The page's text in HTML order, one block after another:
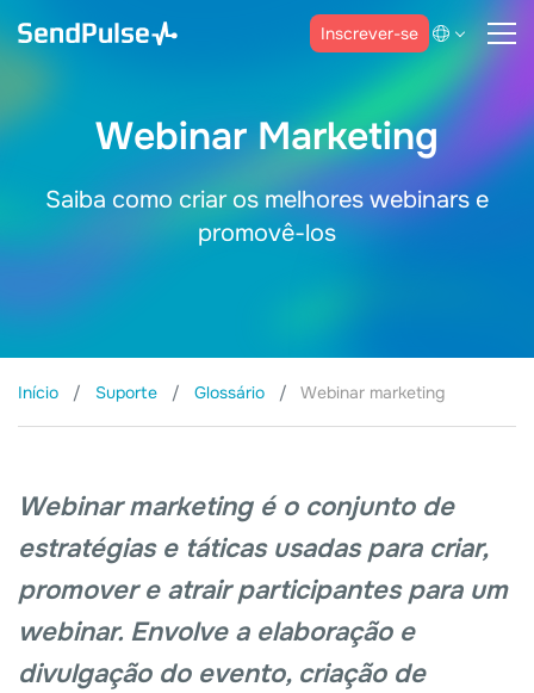
Inscrever-se
Webinar Marketing
Saiba como criar os melhores webinars e
promovê-los
Início Suporte Glossário Webinar marketing
Webinar marketing é o conjunto de
estratégias e táticas usadas para criar,
promover e atrair participantes para um
webinar. Envolve a elaboração e
divulgação do evento, criação de